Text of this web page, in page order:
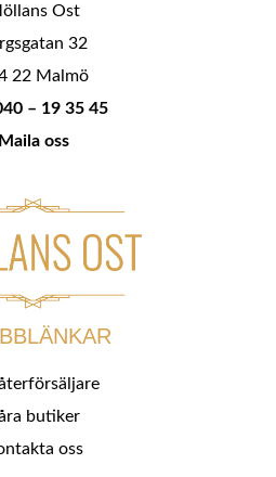
Ost
32
22 Malmö
– 19 35 45
Maila oss
butiker
oss